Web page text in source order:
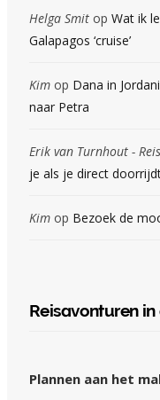
Helga Smit op Wat ik
Galapagos ‘cruise’
Kim op Dana in
naar Petra
Erik van Turnhout -
je als je direct
Kim op Bezoek de
Reisavonturen
Plannen aan het